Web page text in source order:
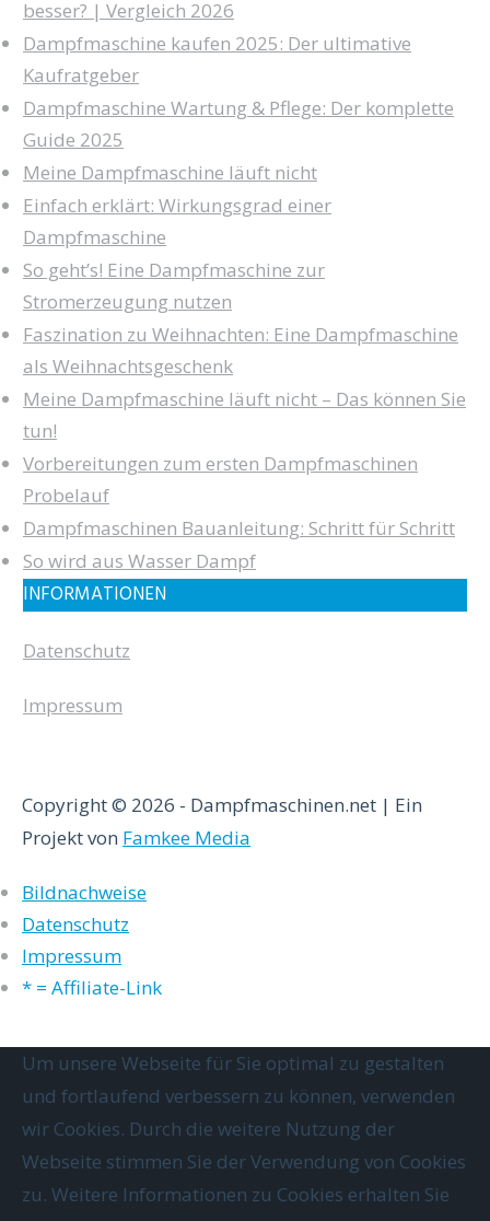
besser? | Vergleich 2026
Dampfmaschine kaufen 2025: Der ultimative
Kaufratgeber
Dampfmaschine Wartung & Pflege: Der komplette
Guide 2025
Meine Dampfmaschine läuft nicht
Einfach erklärt: Wirkungsgrad einer
Dampfmaschine
So geht’s! Eine Dampfmaschine zur
Stromerzeugung nutzen
Faszination zu Weihnachten: Eine Dampfmaschine
als Weihnachtsgeschenk
Meine Dampfmaschine läuft nicht – Das können Sie
tun!
Vorbereitungen zum ersten Dampfmaschinen
Probelauf
Dampfmaschinen Bauanleitung: Schritt für Schritt
So wird aus Wasser Dampf
INFORMATIONEN
Datenschutz
Impressum
Copyright © 2026 - Dampfmaschinen.net | Ein
Projekt von Famkee Media
Bildnachweise
Datenschutz
Impressum
* = Affiliate-Link
Um unsere Webseite für Sie optimal zu gestalten
und fortlaufend verbessern zu können, verwenden
wir Cookies. Durch die weitere Nutzung der
Webseite stimmen Sie der Verwendung von Cookies
zu. Weitere Informationen zu Cookies erhalten Sie